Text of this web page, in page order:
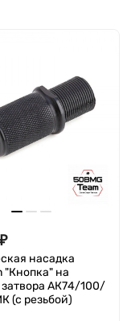
₽
насадка
"Кнопка" на
затвора АК74/100/
(с резьбой)